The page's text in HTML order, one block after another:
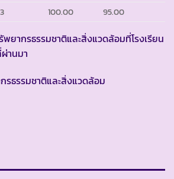
100.00 95.00
ยากรธรรมชาติและสิ่งแวดล้อมที่โรงเรียน
านมา
รธรรมชาติและสิ่งแวดล้อม